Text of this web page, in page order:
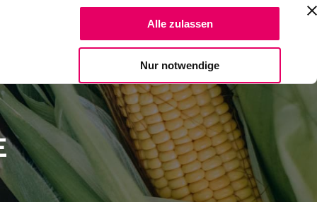
Alle zulassen
Nur notwendige
Spendiere einen Kaffee
Suche